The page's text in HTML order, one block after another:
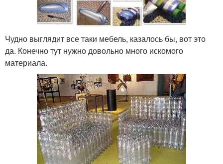
Чудно выглядит все таки мебель, казалось бы, вот это
да. Конечно тут нужно довольно много искомого
материала.